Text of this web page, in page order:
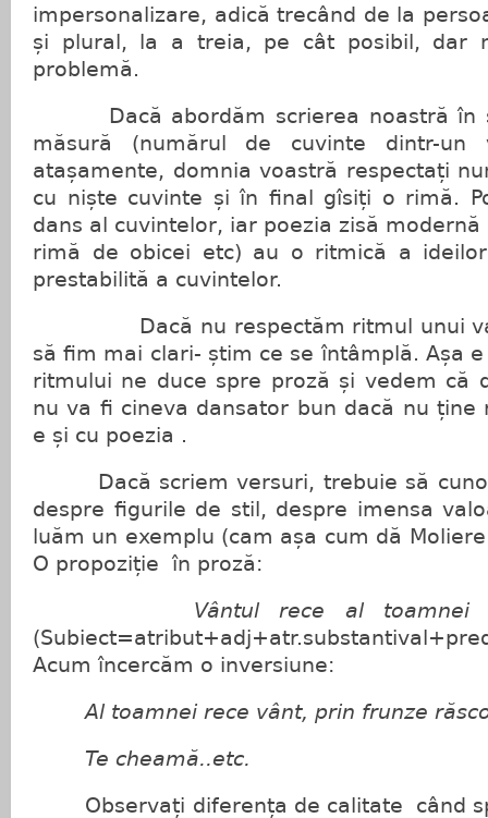
impersonalizare, adică trecând de la
și plural, la a treia, pe cât posibil, dar
problemă.
Dacă abordăm scrierea noastră în
măsură (numărul de cuvinte dintr-un
atașamente, domnia voastră respectați
cu niște cuvinte și în final gîsiți o rimă.
dans al cuvintelor, iar poezia zisă
rimă de obicei etc) au o ritmică a
prestabilită a cuvintelor.
Dacă nu respectăm ritmul unui
să fim mai clari- știm ce se întâmplă. Așa
ritmului ne duce spre proză și vedem că
nu va fi cineva dansator bun dacă nu ține
e și cu poezia .
Dacă scriem versuri, trebuie să
despre figurile de stil, despre imensa
luăm un exemplu (cam așa cum dă
O propoziție în proză:
Vântul rece al toamnei
Acum încercăm o inversiune:
Al toamnei rece vânt, prin frunze
Te cheamă..etc.
Observați diferența de calitate când